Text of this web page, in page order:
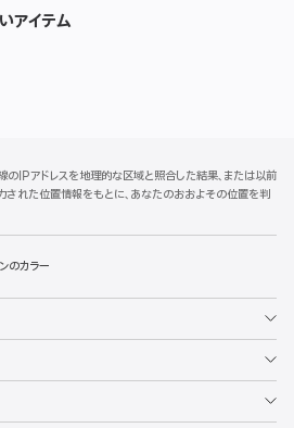
アイテム
のIPアドレスを地理的な区域と照合した結果、または以前
れた位置情報をもとに、あなたのおおよその位置を判
のカラー